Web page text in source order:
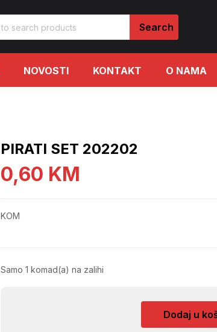
NOVOSTI KONTAKT O NAMA
PIRATI SET 202202
0,60 KM
KOM
Samo 1 komad(a) na zalihi
Dodaj u